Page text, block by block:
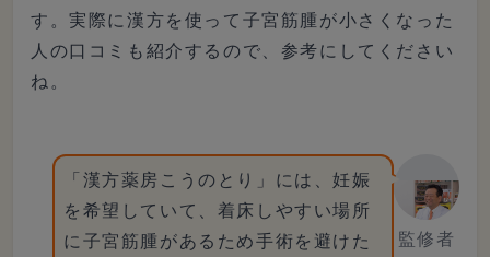
す。実際に漢方を使って子宮筋腫が小さくなった
人の口コミも紹介するので、参考にしてください
ね。
「漢方薬房こうのとり」には、妊娠
を希望していて、着床しやすい場所
に子宮筋腫があるため手術を避けた
監修者